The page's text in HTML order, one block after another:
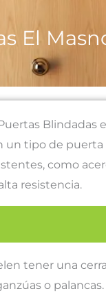
El
Blindadas
un tipo de
como
resistencia.
tener una
o